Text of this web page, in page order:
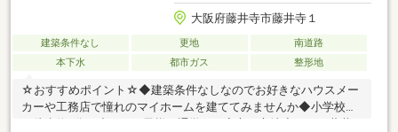
大阪府藤井寺市藤井寺１
建築条件なし 更地
南道路
本下水
都市ガス 整形地
☆おすすめポイント☆◆建築条件なしなのでお好きなハウスメー
カーや工務店で憧れのマイホームを建ててみませんか◆小学校ま